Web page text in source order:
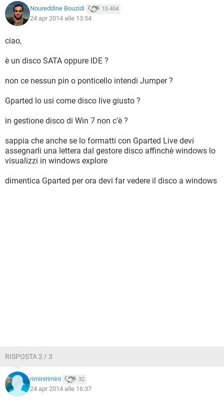
Noureddine Bouzidi 15.404
24 apr 2014 alle 13:54
ciao,
è un disco SATA oppure IDE ?
non ce nessun pin o ponticello intendi Jumper ?
Gparted lo usi come disco live giusto ?
in gestione disco di Win 7 non c'è ?
sappia che anche se lo formatti con Gparted Live devi
assegnarli una lettera dal gestore disco affinchè windows lo
visualizzi in windows explore
dimentica Gparted per ora devi far vedere il disco a windows
RISPOSTA 2 / 3
riminirimini 32
24 apr 2014 alle 16:37